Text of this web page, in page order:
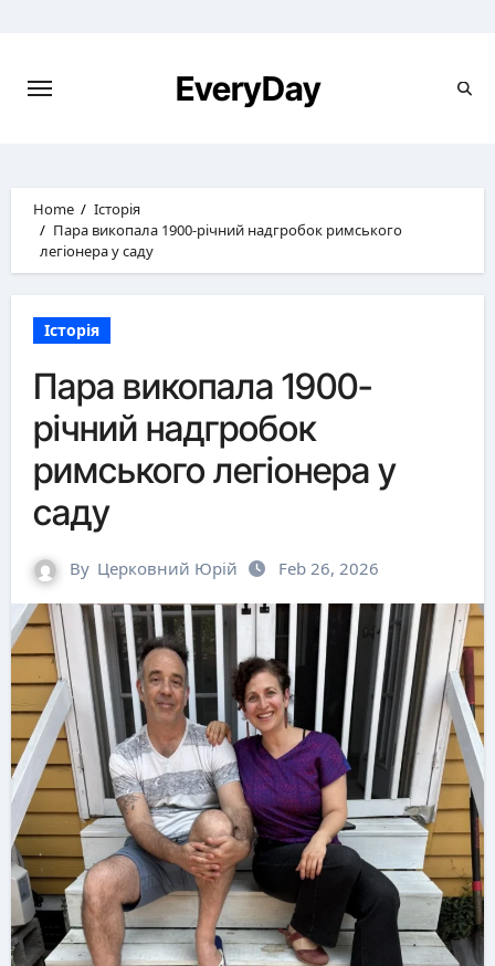
EveryDay
Home
Історія
Пара викопала 1900-річний надгробок римського
легіонера у саду
Історія
Пара викопала 1900-
річний надгробок
римського легіонера у
саду
By Церковний Юрій Feb 26, 2026